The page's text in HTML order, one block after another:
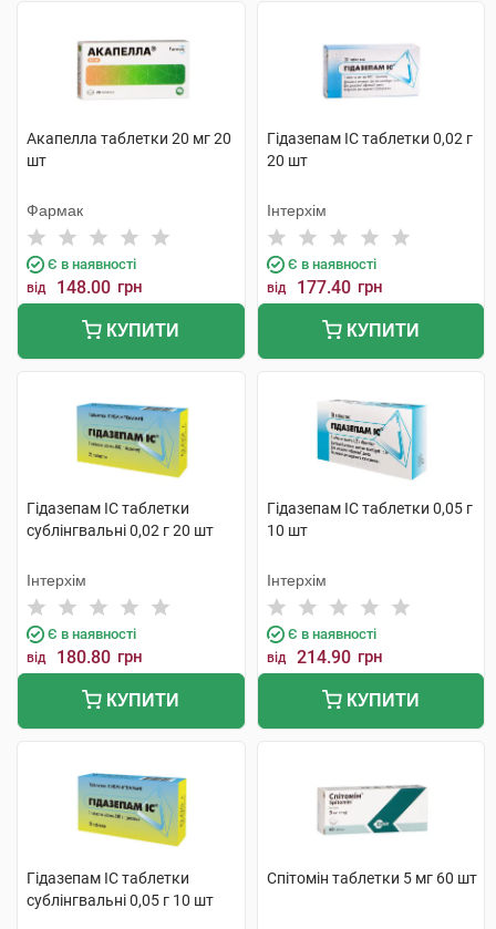
Акапелла таблетки 20 мг 20
шт
Фармак
Є в наявності
від 148.00 грн
КУПИТИ
Гідазепам IC таблетки 0,02 г
20 шт
Інтерхім
Є в наявності
від 177.40 грн
КУПИТИ
Гідазепам IC таблетки
сублінгвальні 0,02 г 20 шт
Інтерхім
Є в наявності
від 180.80 грн
КУПИТИ
Гідазепам IC таблетки 0,05 г
10 шт
Інтерхім
Є в наявності
від 214.90 грн
КУПИТИ
Гідазепам IC таблетки
сублінгвальні 0,05 г 10 шт
Спітомін таблетки 5 мг 60 шт